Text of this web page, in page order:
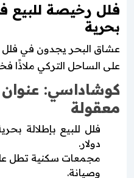
فلل رخيصة للبيع
بحرية
عشاق البحر يجدون في فلل
على الساحل التركي ملاذًا
كوشاداسي: عنوان
معقولة
دولار.
مجمعات سكنية تطل
وصيانة.